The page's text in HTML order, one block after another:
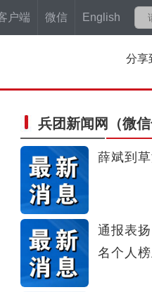
户端 微信 English
分享
兵团新闻网 （微
薛斌到
通报表
名个人